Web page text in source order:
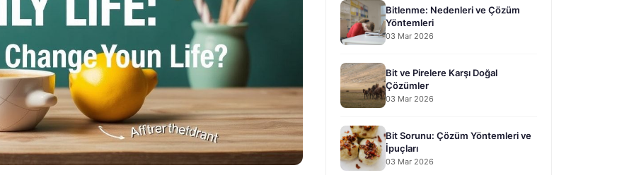
Bitlenme: Nedenleri ve Çözüm
Yöntemleri
03 Mar 2026
Bit ve Pirelere Karşı Doğal
Çözümler
03 Mar 2026
Bit Sorunu: Çözüm Yöntemleri ve
İpuçları
03 Mar 2026